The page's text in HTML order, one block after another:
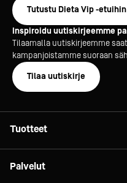
Tutustu Dieta Vip -etuihin
Inspiroidu uutiskirjeemme
Tilaamalla uutiskirjeemme
kampanjoistamme suoraan
Tilaa uutiskirje
Tuotteet
Palvelut